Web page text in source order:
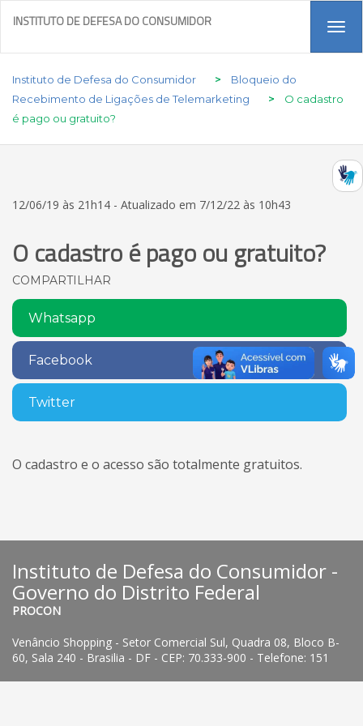
INSTITUTO DE DEFESA DO CONSUMIDOR
Instituto de Defesa do Consumidor >
Bloqueio do
Recebimento de Ligações de Telemarketing
>
O cadastro
é pago ou gratuito?
12/06/19 às 21h14 - Atualizado em 7/12/22 às 10h43
O cadastro é pago ou gratuito?
COMPARTILHAR
Whatsapp
Facebook
Twitter
O cadastro e o acesso são totalmente gratuitos.
Instituto de Defesa do Consumidor -
Governo do Distrito Federal
PROCON
Venâncio Shopping - Setor Comercial Sul, Quadra 08, Bloco B-
60, Sala 240 - Brasilia - DF - CEP: 70.333-900 - Telefone: 151